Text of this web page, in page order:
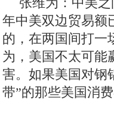
在新经济的很多
面对经济困难的时
票，股票上去了，
革。我们提出“加
+”、大数据、云计